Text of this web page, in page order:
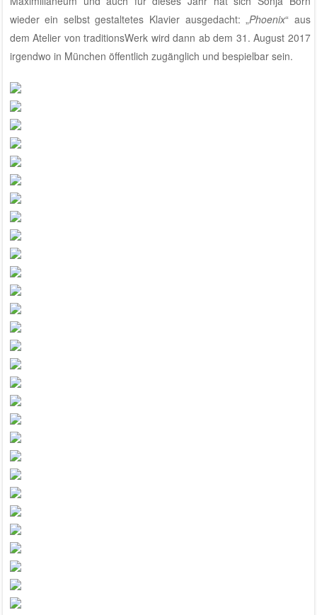
wieder ein selbst gestaltetes Klavier ausgedacht: „Phoenix“ aus
demAtelier von traditionsWerk wird dann ab dem 31. August 2017
irgendwo in München öffentlich zugänglich und bespielbar sein.